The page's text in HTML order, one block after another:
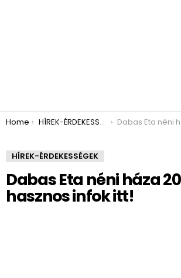
You are here:
Home HÍREK-ÉRDEKESSÉGEK Dabas Eta néni háza 2024 – hasznos infok itt!
HÍREK-ÉRDEKESSÉGEK
Dabas Eta néni háza
hasznos infok itt!